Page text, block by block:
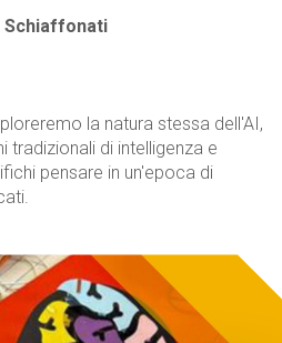
Schiaffonati
la natura stessa dell'AI,
tradizionali di intelligenza e
pensare in un'epoca di